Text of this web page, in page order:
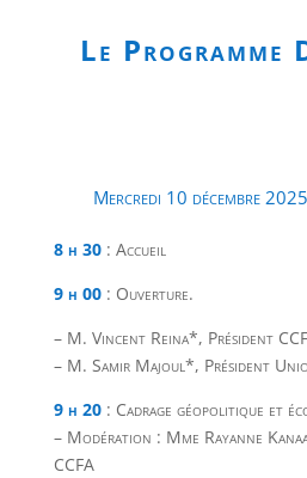
Le Programme
Mercredi 10 décembre
8 h 30 : Accueil
9 h 00: Ouverture.
– M. Vincent Reina*, Président
– M. Samir Majoul*, Président
9 h 20 : Cadrage géopolitique et
– Modération : Mme Rayanne
CCFA